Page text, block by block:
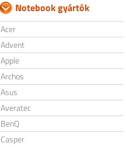
Notebook gyártók
Acer
Advent
Apple
Archos
Asus
Averatec
BenQ
Casper